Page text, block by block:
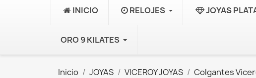
INICIO RELOJES JOYAS
ORO 9 KILATES
Inicio JOYAS VICEROY JOYAS Colgantes